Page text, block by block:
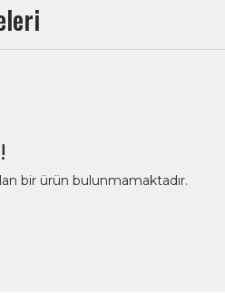
bir ürün bulunmamaktadır.